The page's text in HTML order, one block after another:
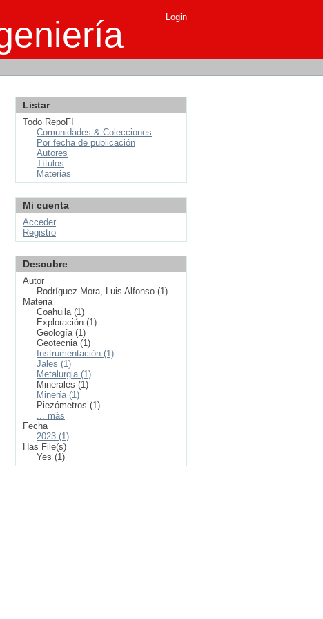
Login
Listar
Todo RepoFI
Comunidades & Colecciones
Por fecha de publicación
Autores
Títulos
Materias
Mi cuenta
Acceder
Registro
Descubre
Autor
Rodríguez Mora, Luis Alfonso (1)
Materia
Coahuila (1)
Exploración (1)
Geología (1)
Geotecnia (1)
Instrumentación (1)
Jales (1)
Metalurgia (1)
Minerales (1)
Minería (1)
Piezómetros (1)
... más
Fecha
2023 (1)
Has File(s)
Yes (1)